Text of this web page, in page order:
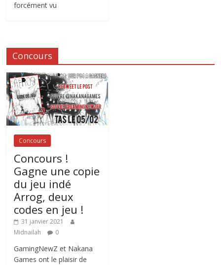
forcément vu
Concours
Concours
Concours !
Gagne une copie
du jeu indé
Arrog, deux
codes en jeu !
31 janvier 2021
Midnailah
0
GamingNewZ et Nakana
Games ont le plaisir de